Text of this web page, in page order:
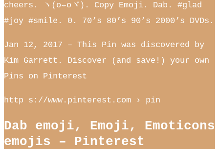
cheers. ヽ(o⌣oヾ). Copy Emoji. Dab. #glad
#joy #smile. 0. 70’s 80’s 90’s 2000’s DVDs.
Jan 12, 2017 – This Pin was discovered by
Kim Garrett. Discover (and save!) your own
Pins on Pinterest
http s://www.pinterest.com › pin
Dab emoji, Emoji, Emoticons
emojis – Pinterest